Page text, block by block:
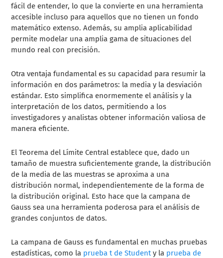
fácil de entender, lo que la convierte en una herramienta
accesible incluso para aquellos que no tienen un fondo
matemático extenso. Además, su amplia aplicabilidad
permite modelar una amplia gama de situaciones del
mundo real con precisión.
Otra ventaja fundamental es su capacidad para resumir la
información en dos parámetros: la media y la desviación
estándar. Esto simplifica enormemente el análisis y la
interpretación de los datos, permitiendo a los
investigadores y analistas obtener información valiosa de
manera eficiente.
El Teorema del Límite Central establece que, dado un
tamaño de muestra suficientemente grande, la distribución
de la media de las muestras se aproxima a una
distribución normal, independientemente de la forma de
la distribución original. Esto hace que la campana de
Gauss sea una herramienta poderosa para el análisis de
grandes conjuntos de datos.
La campana de Gauss es fundamental en muchas pruebas
estadísticas, como la prueba t de Studenty la prueba de